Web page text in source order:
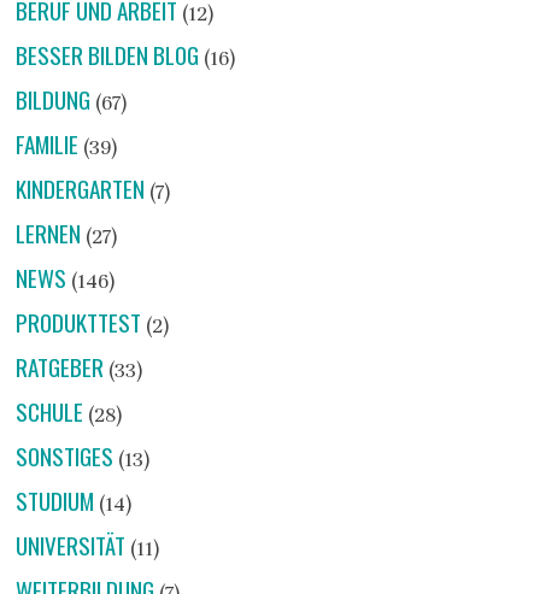
BERUF UND ARBEIT (12)
BESSER BILDEN BLOG (16)
BILDUNG (67)
FAMILIE (39)
KINDERGARTEN (7)
LERNEN (27)
NEWS (146)
PRODUKTTEST (2)
RATGEBER(33)
SCHULE (28)
SONSTIGES (13)
STUDIUM (14)
UNIVERSITÄT (11)